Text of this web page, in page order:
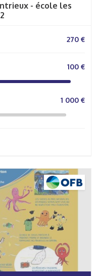
- école les
270 €
100 €
1 000 €